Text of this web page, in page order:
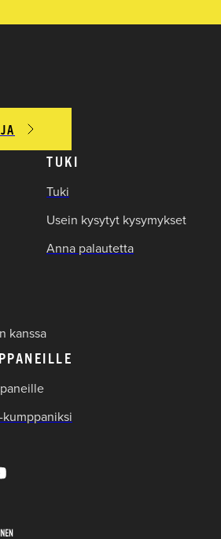
kanssa
TUKI
Tuki
Usein kysytyt kysymykset
Anna palautetta